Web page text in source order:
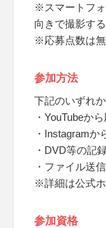
※スマートフ
向きで撮影す
※応募点数は
参加方法
下記のいずれ
・YouTubeか
・Instagramか
・DVD等の記
・ファイル送
※詳細は公式
参加資格